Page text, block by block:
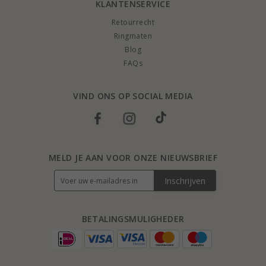
KLANTENSERVICE
Retourrecht
Ringmaten
Blog
FAQs
VIND ONS OP SOCIAL MEDIA
BETALINGSMULIGHEDER
MELD JE AAN VOOR ONZE NIEUWSBRIEF
Inschrijven